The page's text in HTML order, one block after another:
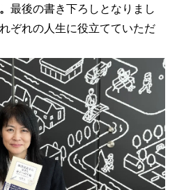
最後の書き下ろしとなりまし
ぞれの人生に役立てていただ